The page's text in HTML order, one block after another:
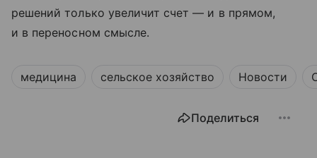
решений только увеличит счет — и в прямом,
и в переносном смысле.
медицина сельское хозяйство Новости
Поделиться